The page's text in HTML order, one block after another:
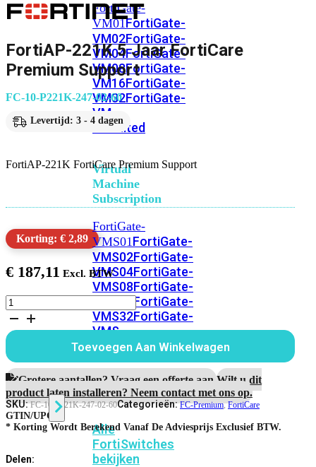
FortiGate-
VM01FortiGate-
VM02FortiGate-
VM04FortiGate-
VM08FortiGate-
VM16FortiGate-
VM32FortiGate-
VM
Unlimited
Virtual
Machine
Subscription
FortiGate-
VMS01FortiGate-
VMS02FortiGate-
VMS04FortiGate-
VMS08FortiGate-
FortiGate-
VMS32FortiGate-
VMS
Unlimited
Switch
Alle
FortiSwitches
bekijken
FortiAP-221K 5 Jaar FortiCare
Premium Support
FC-10-P221K-247-02-60
Levertijd: 3 - 4 dagen
FortiAP-221K FortiCare Premium Support
Korting: € 2,89
€ 187,11
FortiAP-
221K
Jaar
FortiCare
Premium
Support
aantal
Toevoegen Aan Winkelwagen
Grotere aantallen? Vraag een offerte aan.Wilt u dit
product laten installeren? Neem contact met ons op.
SKU:FC-10-P221K-247-02-60Categorieën:FC-Premium,FortiCare
GTIN/UPC:
* Korting Wordt Berekend Vanaf De Adviesprijs Exclusief BTW.
Delen: